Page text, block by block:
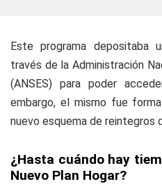
Este programa depositaba
través de la Administración
(ANSES) para poder
embargo, el mismo fue
nuevo esquema de reintegros
¿Hasta cuándo hay
Nuevo Plan Hogar?